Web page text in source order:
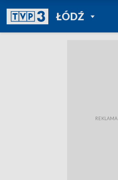
ŁÓDŹPOWRÓT DO
TVP REGIONY